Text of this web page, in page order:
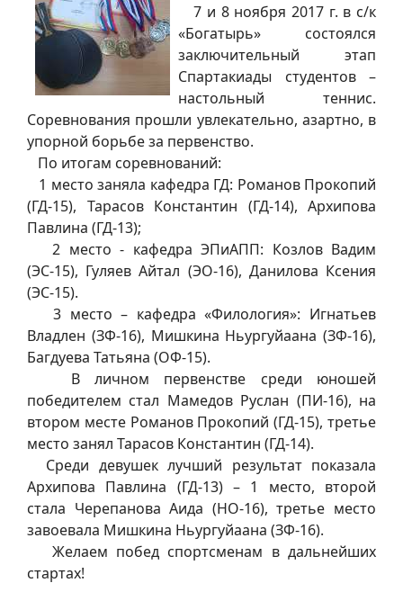
7 и 8 ноября 2017 г. в с/к
«Богатырь» состоялся
заключительный этап
Спартакиады студентов –
настольный теннис.
Соревнования прошли увлекательно, азартно, в
упорной борьбе за первенство.
По итогам соревнований:
1 место заняла кафедра ГД: Романов Прокопий
(ГД-15), Тарасов Константин (ГД-14), Архипова
Павлина (ГД-13);
2 место - кафедра ЭПиАПП: Козлов Вадим
(ЭС-15), Гуляев Айтал (ЭО-16), Данилова Ксения
(ЭС-15).
3 место – кафедра «Филология»: Игнатьев
Владлен (ЗФ-16), Мишкина Ньургуйаана (ЗФ-16),
Багдуева Татьяна (ОФ-15).
В личном первенстве среди юношей
победителем стал Мамедов Руслан (ПИ-16), на
втором месте Романов Прокопий (ГД-15), третье
место занял Тарасов Константин (ГД-14).
Среди девушек лучший результат показала
Архипова Павлина (ГД-13) – 1 место, второй
стала Черепанова Аида (НО-16), третье место
завоевала Мишкина Ньургуйаана (ЗФ-16).
Желаем побед спортсменам в дальнейших
стартах!